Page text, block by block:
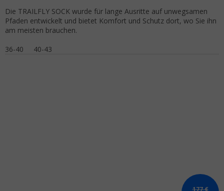
Die TRAILFLY SOCK wurde für lange Ausritte auf unwegsamen
Pfaden entwickelt und bietet Komfort und Schutz dort, wo Sie ihn
am meisten brauchen.
36-40
40-43
177 €